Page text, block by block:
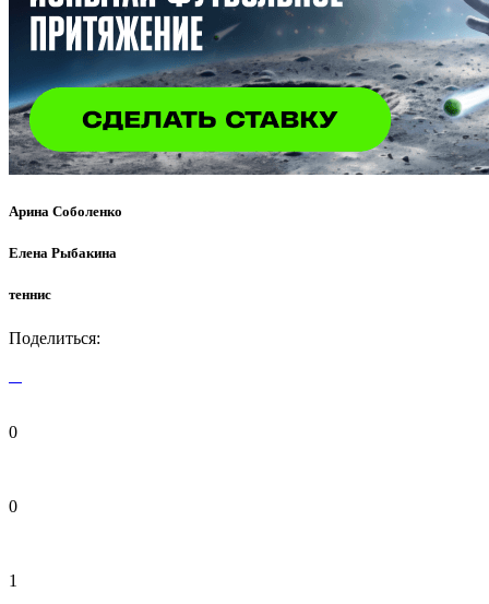
Арина Соболенко
Елена Рыбакина
теннис
Поделиться:
0
0
1